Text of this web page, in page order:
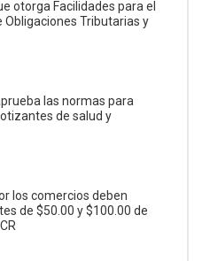
otorga Facilidades para el
Tributarias y
las normas para
de salud y
los comercios deben
de $50.00 y $100.00 de